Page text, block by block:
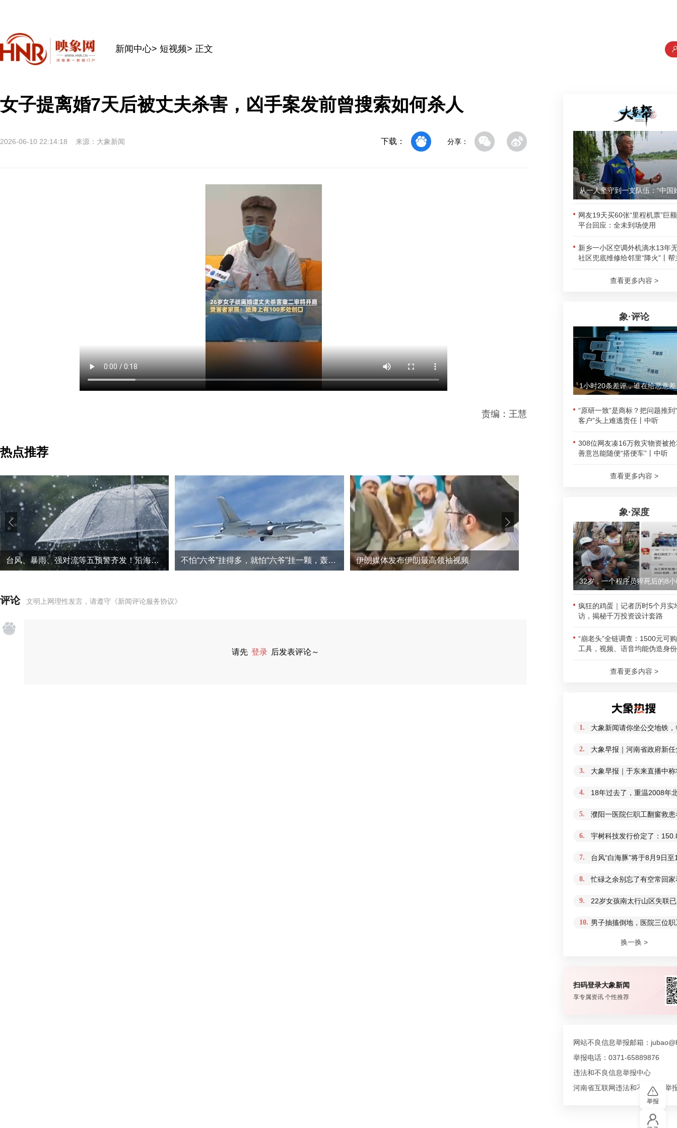
新闻中心> 短视频> 正文
女子提离婚7天后被丈夫杀害，凶手案发前曾搜索如何杀人
2026-06-10 22:14:18 来源：大象新闻 下载： 分享：
责编：王慧
热点推荐
台风、暴雨、强对流等五预警齐发！沿海部分地区将有特大暴雨 不怕“六爷”挂得多，就怕“六爷”挂一颗，轰-6N挂惊雷-1为何受关注？ 伊朗媒体发布伊朗最高领袖视频
评论 文明上网理性发言，请遵守 《新闻评论服务协议》
请先 登录 后发表评论～
网友19天买60张“里程机票”巨
平台回应：全未到场使用
新乡一小区空调外机滴水13年
社区兜底维修给邻里“降火”丨帮
查看更多内容 >
象·评论
“原研一致”是商标？把问题推到
客户”头上难逃责任丨中听
308位网友凑16万救灾物资被
善意岂能随便“搭便车”丨中听
查看更多内容 >
象·深度
32岁，一个程序员猝死后的8
疯狂的鸡蛋｜记者历时5个月实
访，揭秘千万投资设计套路
“崩老头”全链调查：1500元可
工具，视频、语音均能伪造身份
查看更多内容 >
1. 大象新闻请你坐公交地铁
2. 大象早报｜河南省政府新
3. 大象早报｜于东来直播中
4. 18年过去了，重温2008年
5. 濮阳一医院仨职工翻窗救
6. 宇树科技发行价定了：
7. 台风“白海豚”将于8月9日
8. 忙碌之余别忘了有空常回家
9. 22岁女孩南太行山区失联
10. 男子抽搐倒地，医院三位
换一换 >
扫码登录大象新闻
享专属资讯 个性推荐
网站不良信息举报邮箱：
举报电话：0371-65889876
违法和不良信息举报中心
河南省互联网违法和不良信息举
举报